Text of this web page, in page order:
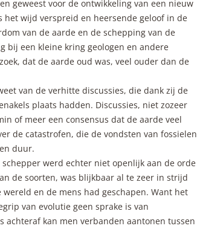
geweest voor de ontwikkeling van een nieuw
het wijd verspreid en heersende geloof in de
van de aarde en de schepping van de
bij een kleine kring geologen en andere
dat de aarde oud was, veel ouder dan de
van de verhitte discussies, die dank zij de
plaats hadden. Discussies, niet zozeer
of meer een consensus dat de aarde veel
de catastrofen, die de vondsten van fossielen
duur.
werd echter niet openlijk aan de orde
de soorten, was blijkbaar al te zeer in strijd
en de mens had geschapen. Want het
van evolutie geen sprake is van
achteraf kan men verbanden aantonen tussen